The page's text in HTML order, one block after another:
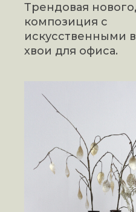
Трендовая
композиция с
искусственными
хвои для офиса.